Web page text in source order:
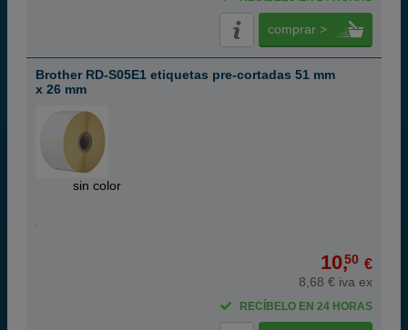
comprar >
Brother RD-S05E1 etiquetas pre-cortadas 51 mm
x 26 mm
sin color
10,50 €
8,68 € iva ex
RECÍBELO EN 24 HORAS